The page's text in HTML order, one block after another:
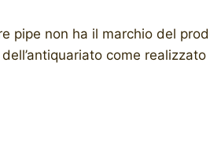
pipe non ha il marchio del
come